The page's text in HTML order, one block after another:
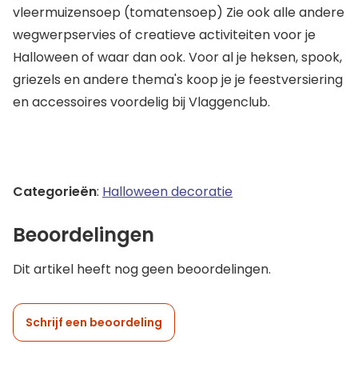
vleermuizensoep (tomatensoep) Zie ook alle andere
wegwerpservies of creatieve activiteiten voor je
Halloween of waar dan ook. Voor al je heksen, spook,
griezels en andere thema's koop je je feestversiering
en accessoires voordelig bij Vlaggenclub.
Categorieën: Halloween decoratie
Beoordelingen
Dit artikel heeft nog geen beoordelingen.
Schrijf een beoordeling